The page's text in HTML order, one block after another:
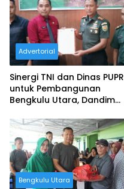
Advertorial
Sinergi TNI dan Dinas PUPR
untuk Pembangunan
Bengkulu Utara, Dandim
Teken MoU Karya Bhakti
TNI 2024
Bengkulu Utara